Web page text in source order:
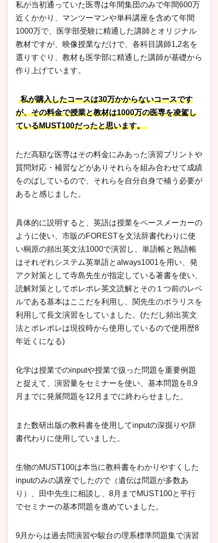
私が当初通っていた医専は年間集団のみで年間600万
近くかかり、マンツーマンや単科講座を含めて年間
1000万で、医学部受験に精通した講師とオリジナル
教材ですが、映像授業なだけで、各科目講師1,2名を
選りすぐり、教材も医学部に精通した講師が基礎から
作り上げています。
私が購入したコースは30万かからないコースです
が、その料金で授業と教材は1000万の医専を凌駕し
ているMUST100だったと思います。
ただ高額な医専はその料金にみあった演習プリントや
質問対応・補習などがありそれらを組み合わせて成績
をのばしているので、それらを自分自身で補う必要が
あると感じました。
具体的に説明すると、英語は授業をペースメーカーの
ように使い、市販のFORESTを文法辞書代わりに使
い桐原の頻出英文法1000で演習し、単語帳と熟語帳
はそれぞれシステム英単語とalways1001を用い、発
アク対策として寺島先生が指定している著書を使い、
読解対策としてポレポレ英文読解とその１つ前のレベ
ルである基本はここだを利用し、関先生のポラリスを
利用して長文演習をしていました。(ただし頻出英文
法とポレポレは現役時から使用しているので使用歴8
年近くになる)
化学は授業でのinputや授業で扱った問題を重要例題
と捉えて、演習量をセミナーを使い、基本問題を8,9
月までに発展問題を12月までに終わらせました。
また数研出版の教科書を使用してinputの深掘りや辞
書代わりに使用していました。
生物のMUST100は本当に教科書をわかりやすくした
inputのみの講座でしたので（遺伝は問題が多数あ
り）、田中先生に相談し、8月までMUST100と平行
でセミナーの基本問題を進めていました。
9月からは過去問演習や駿台の理系標準問題集で演習